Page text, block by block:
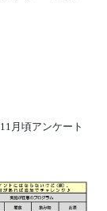
月頃アンケート